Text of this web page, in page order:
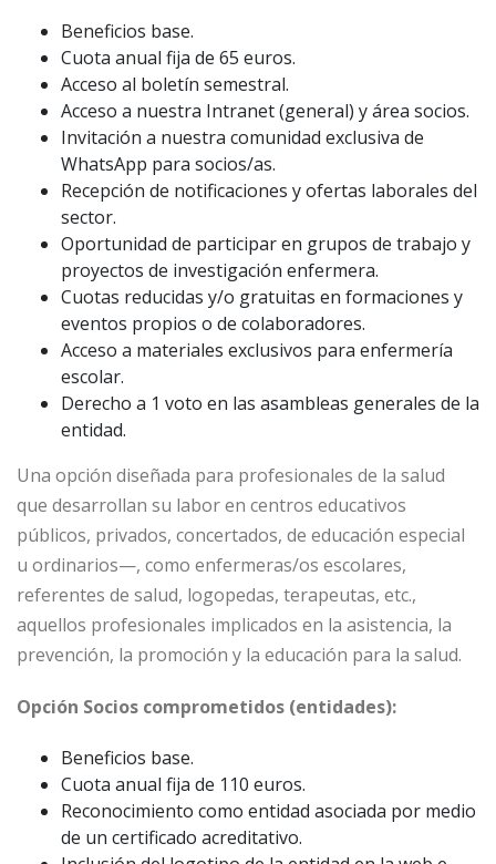
Beneficios base.
Cuota anual fija de 65 euros.
Acceso al boletín semestral.
Acceso a nuestra Intranet (general) y área socios.
Invitación a nuestra comunidad exclusiva de
WhatsApp para socios/as.
Recepción de notificaciones y ofertas laborales del
sector.
Oportunidad de participar en grupos de trabajo y
proyectos de investigación enfermera.
Cuotas reducidas y/o gratuitas en formaciones y
eventos propios o de colaboradores.
Acceso a materiales exclusivos para enfermería
escolar.
Derecho a 1 voto en las asambleas generales de la
entidad.
Una opción diseñada para profesionales de la salud
que desarrollan su labor en centros educativos
públicos, privados, concertados, de educación especial
u ordinarios—, como enfermeras/os escolares,
referentes de salud, logopedas, terapeutas, etc.,
aquellos profesionales implicados en la asistencia, la
prevención, la promoción y la educación para la salud.
Opción Socios comprometidos (entidades):
Beneficios base.
Cuota anual fija de 110 euros.
Reconocimiento como entidad asociada por medio
de un certificado acreditativo.